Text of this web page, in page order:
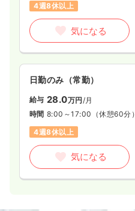
4週8休以上
気になる
日勤のみ（常勤）
給与 28.0万円/月
時間 8:00～17:00 （休憩60分）
4週8休以上
気になる